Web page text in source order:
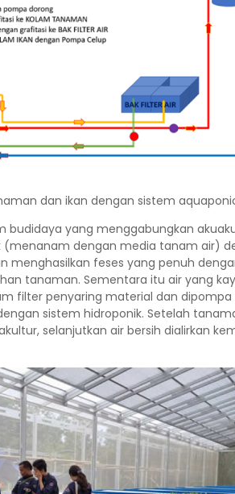
dan ikan dengan sistem
budidaya yang menggabungkan
(menanam dengan media tanam air)
menghasilkan feses yang penuh
tanaman. Sementara itu air yang
filter penyaring material dan
sistem hidroponik. Setelah
selanjutkan air bersih dialirkan